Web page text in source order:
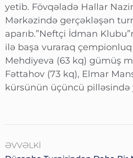
yetib. Fövqəladə Hallar
Mərkəzində gerçəkləşən
aparıb.”Neftçi İdman
ilə başa vuraraq çempionluq
Mehdiyeva (63 kq) gümüş
Fəttahov (73 kq), Elmar
kürsünün üçüncü pilləsində
ƏVVƏLKI